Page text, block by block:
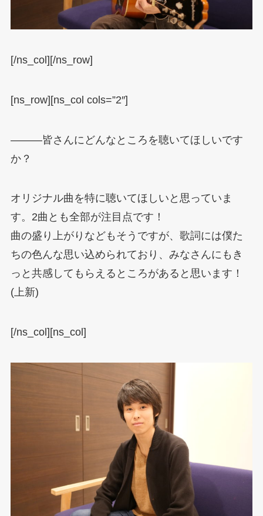
[/ns_col][/ns_row]
[ns_row][ns_col cols=”2″]
―――皆さんにどんなところを聴いてほしいです
か？
オリジナル曲を特に聴いてほしいと思っていま
す。2曲とも全部が注目点です！
曲の盛り上がりなどもそうですが、歌詞には僕た
ちの色んな思い込められており、みなさんにもき
っと共感してもらえるところがあると思います！
(上新)
[/ns_col][ns_col]